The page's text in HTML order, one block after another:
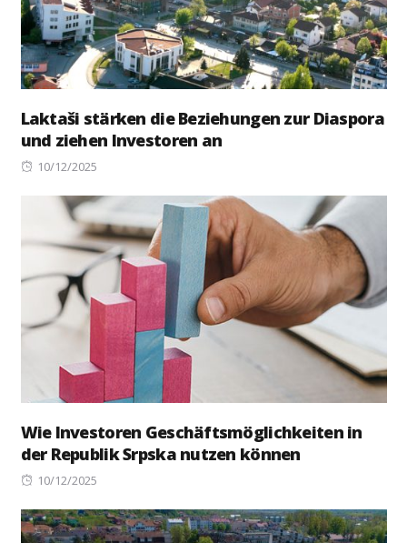
Laktaši stärken die Beziehungen zur Diaspora
und ziehen Investoren an
Posted
10/12/2025
Wie Investoren Geschäftsmöglichkeiten in
der Republik Srpska nutzen können
Posted
10/12/2025